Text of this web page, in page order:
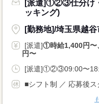
[派遣]①②③仕分け
ッキング)
[勤務地]/埼玉県越
[派遣]①時給1,400円
円〜
[派遣]①②③09:00〜